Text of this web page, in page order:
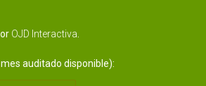
OJD Interactiva
auditado disponible):